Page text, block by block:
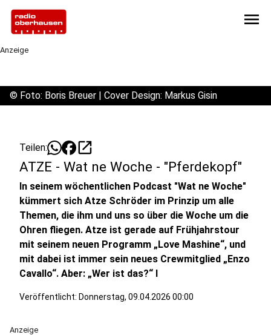
menu
Anzeige
© Foto: Boris Breuer | Cover Design: Markus Gisin
Teilen: open_in_new
ATZE - Wat ne Woche - "Pferdekopf"
In seinem wöchentlichen Podcast "Wat ne Woche"
kümmert sich Atze Schröder im Prinzip um alle
Themen, die ihm und uns so über die Woche um die
Ohren fliegen. Atze ist gerade auf Frühjahrstour
mit seinem neuen Programm „Love Mashine“, und
mit dabei ist immer sein neues Crewmitglied „Enzo
Cavallo“. Aber: „Wer ist das?“ I
Veröffentlicht: Donnerstag, 09.04.2026 00:00
Anzeige